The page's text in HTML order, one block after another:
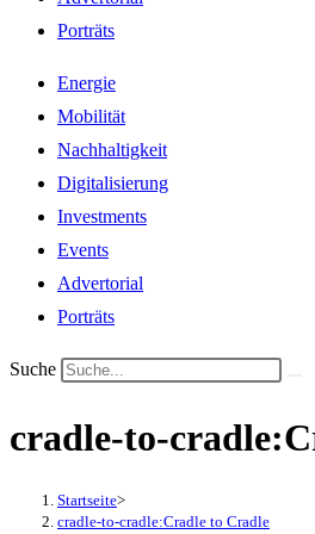
Porträts
Energie
Mobilität
Nachhaltigkeit
Digitalisierung
Investments
Events
Advertorial
Porträts
Suche
cradle-to-
Startseite>
cradle-to-cradle:Cradle to Cradle